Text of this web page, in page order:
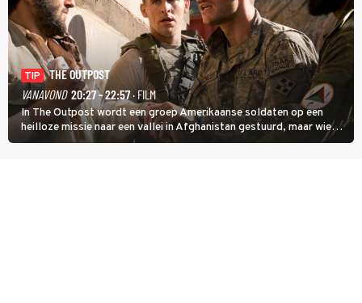
TIP
THE OUTPOST
VANAVOND 20:27 - 22:57· FILM
In The Outpost wordt een groep Amerikaanse soldaten op een
heilloze missie naar een vallei in Afghanistan gestuurd, maar wie
overleeft daar een aanval?